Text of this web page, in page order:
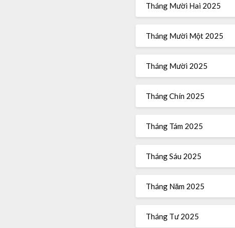
Tháng Mười Hai 2025
Tháng Mười Một 2025
Tháng Mười 2025
Tháng Chín 2025
Tháng Tám 2025
Tháng Sáu 2025
Tháng Năm 2025
Tháng Tư 2025